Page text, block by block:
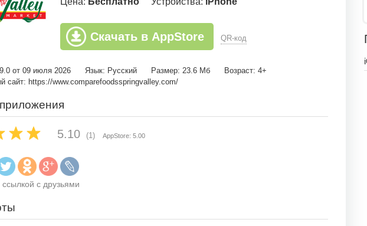
Скачать в AppStore QR-код
от 09 июля 2026 Язык: Русский Размер: 23.6 Мб
Возраст: 4+
сайт: https://www.comparefoodsspringvalley.com/
5.10 (1) AppStore: 5.00
с друзьями